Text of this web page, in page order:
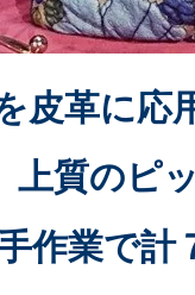
皮革に応
上質のピ
作業で計